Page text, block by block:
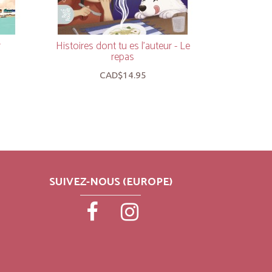
Histoires dont tu es l'auteur - Le
repas
CAD$14.95
SUIVEZ-NOUS (EUROPE)